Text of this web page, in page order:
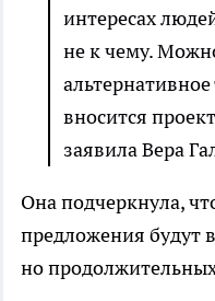
интересах
не к чему.
вносится
заявила Вера
Она подчеркнула,
предложения будут
но